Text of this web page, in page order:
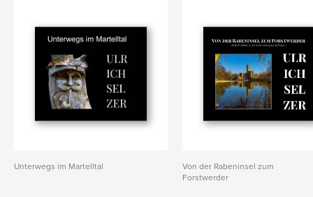
Unterwegs im Martelltal
Von der Rabeninsel zum
Forstwerder